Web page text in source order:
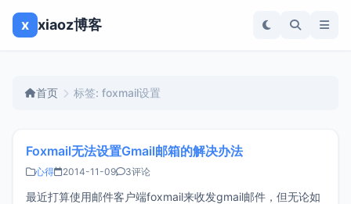
x xiaoz博客
首页 标签: foxmail设置
Foxmail无法设置Gmail邮箱的解决办法
心得 2014-11-09 3评论
最近打算使用邮件客户端foxmail来收发gmail邮件，但无论如